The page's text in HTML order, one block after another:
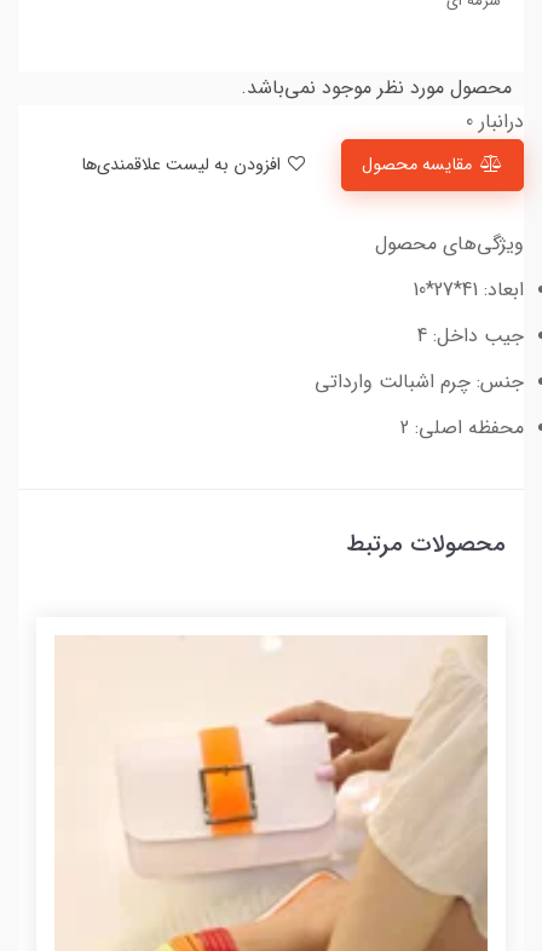
محصول مورد نظر موجود نمی‌باشد.
درانبار 0
مقایسه محصول
ویژگی‌های محصول
ابعاد: 41*27*10
جیب داخل: 4
جنس: چرم اشبالت وارداتی
محفظه اصلی: 2
محصولات مرتبط